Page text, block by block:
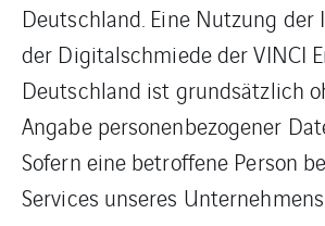
Deutschland. Eine Nutzung der
der Digitalschmiede der VINCI
Deutschland ist grundsätzlich
Angabe personenbezogener
Sofern eine betroffene Person
Services unseres